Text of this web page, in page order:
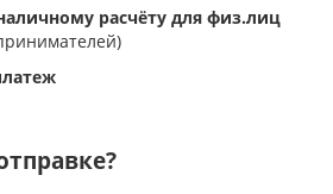
расчёту для физ.лиц